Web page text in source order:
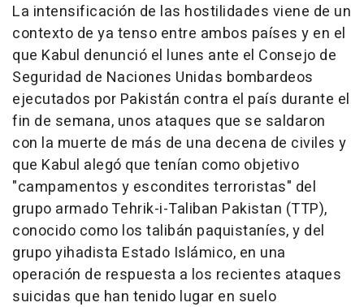
La intensificación de las hostilidades viene de un
contexto de ya tenso entre ambos países y en el
que Kabul denunció el lunes ante el Consejo de
Seguridad de Naciones Unidas bombardeos
ejecutados por Pakistán contra el país durante el
fin de semana, unos ataques que se saldaron
con la muerte de más de una decena de civiles y
que Kabul alegó que tenían como objetivo
"campamentos y escondites terroristas" del
grupo armado Tehrik-i-Taliban Pakistan (TTP),
conocido como los talibán paquistaníes, y del
grupo yihadista Estado Islámico, en una
operación de respuesta a los recientes ataques
suicidas que han tenido lugar en suelo